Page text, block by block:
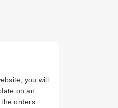
you will
on an
orders